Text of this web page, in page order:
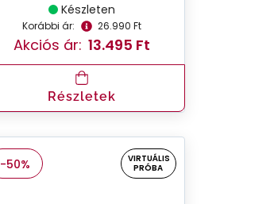
Készleten
Korábbi ár: 26.990 Ft
Akciós ár: 13.495 Ft
Részletek
-50%
VIRTUÁLIS
PRÓBA